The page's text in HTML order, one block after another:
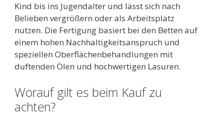
Kind bis ins Jugendalter und lässt sich nach
Belieben vergrößern oder als Arbeitsplatz
nutzen. Die Fertigung basiert bei den Betten auf
einem hohen Nachhaltigkeitsanspruch und
speziellen Oberflächenbehandlungen mit
duftenden Ölen und hochwertigen Lasuren.
Worauf gilt es beim Kauf zu
achten?